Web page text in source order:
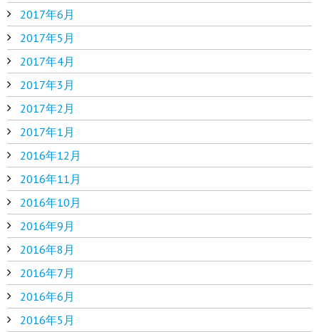
2017年6月
2017年5月
2017年4月
2017年3月
2017年2月
2017年1月
2016年12月
2016年11月
2016年10月
2016年9月
2016年8月
2016年7月
2016年6月
2016年5月